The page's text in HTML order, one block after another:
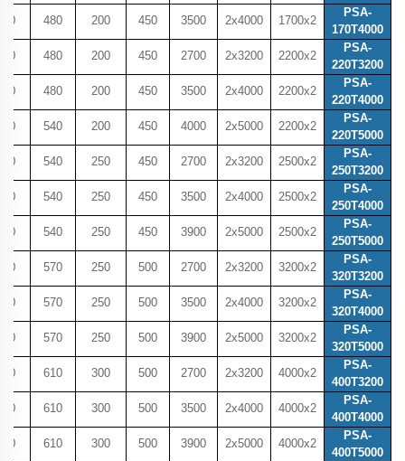
PSA-
170T4000
1700x2
2x4000
3500
450
200
480
PSA-
220T3200
2200x2
2x3200
2700
450
200
480
PSA-
220T4000
2200x2
2x4000
3500
450
200
480
PSA-
220T5000
2200x2
2x5000
4000
450
200
540
PSA-
250T3200
2500x2
2x3200
2700
450
250
540
PSA-
250T4000
2500x2
2x4000
3500
450
250
540
PSA-
250T5000
2500x2
2x5000
3900
450
250
540
PSA-
320T3200
3200x2
2x3200
2700
500
250
570
PSA-
320T4000
3200x2
2x4000
3500
500
250
570
PSA-
320T5000
3200x2
2x5000
3900
500
250
570
PSA-
400T3200
4000x2
2x3200
2700
500
300
610
PSA-
400T4000
4000x2
2x4000
3500
500
300
610
PSA-
400T5000
4000x2
2x5000
3900
500
300
610